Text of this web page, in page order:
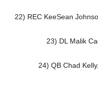
22) REC KeeSean
23) DL Malik
24) QB Chad